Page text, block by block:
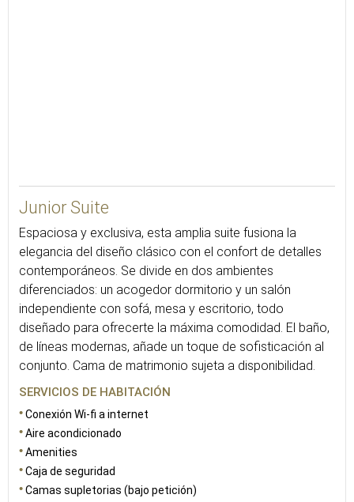
Junior Suite
Espaciosa y exclusiva, esta amplia suite fusiona la
elegancia del diseño clásico con el confort de detalles
contemporáneos. Se divide en dos ambientes
diferenciados: un acogedor dormitorio y un salón
independiente con sofá, mesa y escritorio, todo
diseñado para ofrecerte la máxima comodidad. El baño,
de líneas modernas, añade un toque de sofisticación al
conjunto. Cama de matrimonio sujeta a disponibilidad.
SERVICIOS DE HABITACIÓN
Conexión Wi-fi a internet
Aire acondicionado
Amenities
Caja de seguridad
Camas supletorias (bajo petición)